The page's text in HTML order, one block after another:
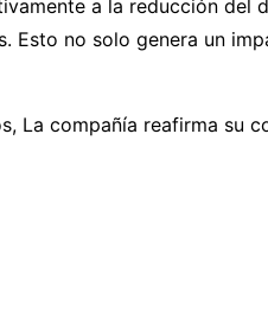
a la reducción
Esto no solo genera un
La compañía reafirma